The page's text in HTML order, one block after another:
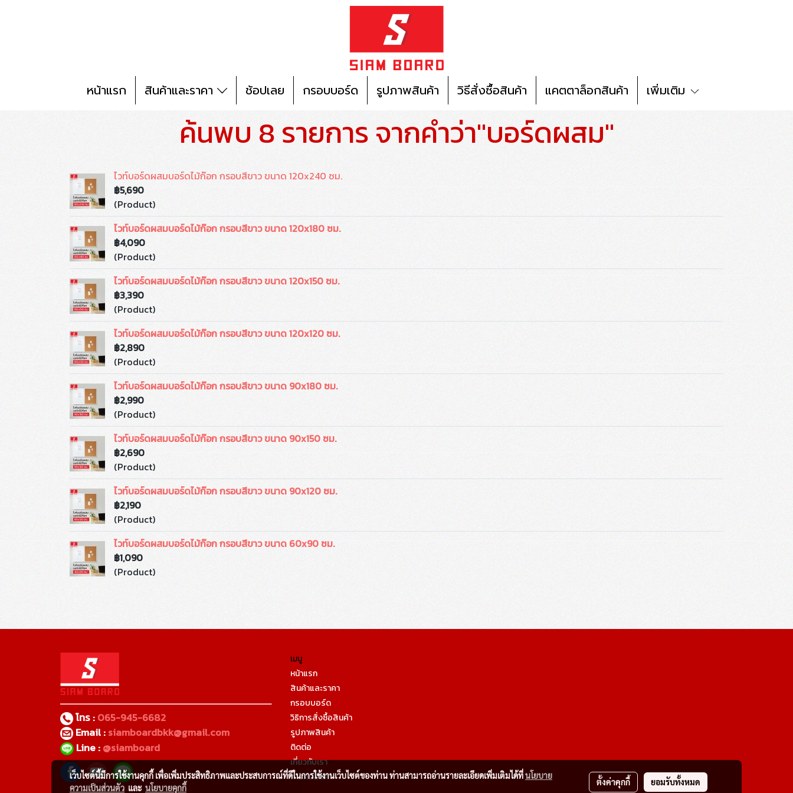
หน้าแรก สินค้าและราคา ช้อปเลย กรอบบอร์ด รูปภาพสินค้า วิธีสั่งซื้อสินค้า แคตตาล็อกสินค้า เพิ่มเติม
ค้นพบ 8 รายการ จากคำว่า"บอร์ดผสม"
ไวท์บอร์ดผสมบอร์ดไม้ก๊อก กรอบสีขาว ขนาด 120x240 ซม.
฿5,690
(Product)
ไวท์บอร์ดผสมบอร์ดไม้ก๊อก กรอบสีขาว ขนาด 120x180 ซม.
฿4,090
(Product)
ไวท์บอร์ดผสมบอร์ดไม้ก๊อก กรอบสีขาว ขนาด 120x150 ซม.
฿3,390
(Product)
ไวท์บอร์ดผสมบอร์ดไม้ก๊อก กรอบสีขาว ขนาด 120x120 ซม.
฿2,890
(Product)
ไวท์บอร์ดผสมบอร์ดไม้ก๊อก กรอบสีขาว ขนาด 90x180 ซม.
฿2,990
(Product)
ไวท์บอร์ดผสมบอร์ดไม้ก๊อก กรอบสีขาว ขนาด 90x150 ซม.
฿2,690
(Product)
ไวท์บอร์ดผสมบอร์ดไม้ก๊อก กรอบสีขาว ขนาด 90x120 ซม.
฿2,190
(Product)
ไวท์บอร์ดผสมบอร์ดไม้ก๊อก กรอบสีขาว ขนาด 60x90 ซม.
฿1,090
(Product)
โทร :065-945-6682
Email :siamboardbkk@gmail.com
Line :@siamboard
เมนู
หน้าแรก
สินค้าและราคา
กรอบบอร์ด
วิธิการสั่งซื้อสินค้า
รูปภาพสินค้า
ติดต่อ
เกี่ยวกับเรา
การคืนสินค้า
เว็บไซต์นี้มีการใช้งานคุกกี้ เพื่อเพิ่มประสิทธิภาพและประสบการณ์ที่ดีในการใช้งานเว็บไซต์ของท่าน ท่านสามารถอ่านรายละเอียดเพิ่มเติมได้ที่นโยบาย
ความเป็นส่วนตัว และ นโยบายคุกกี้
ตั้งค่าคุกกี้ ยอมรับทั้งหมด